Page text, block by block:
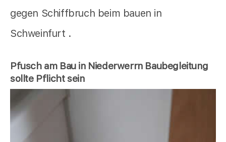
gegen Schiffbruch beim bauen in
Schweinfurt .
Pfusch am Bau in Niederwerrn Baubegleitung
sollte Pflicht sein